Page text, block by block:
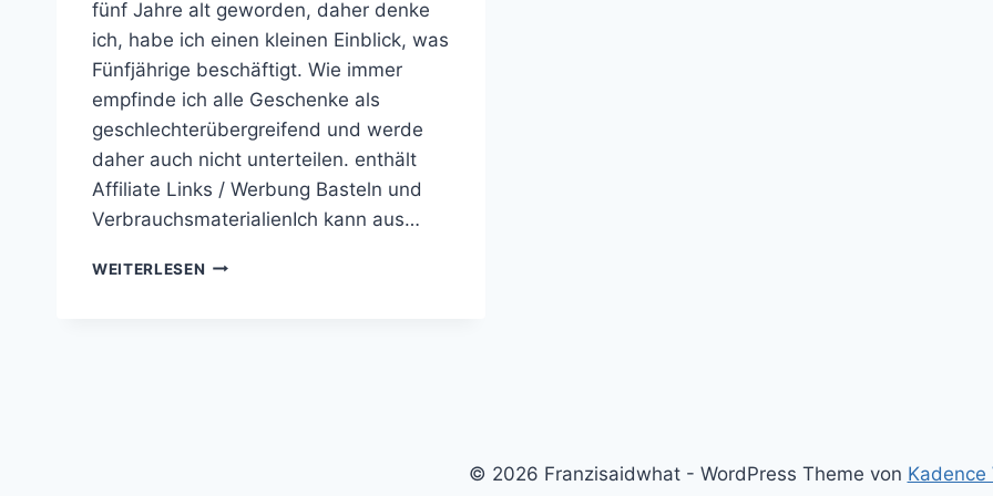
fünf Jahre alt geworden, daher denke
ich, habe ich einen kleinen Einblick, was
Fünfjährige beschäftigt. Wie immer
empfinde ich alle Geschenke als
geschlechterübergreifend und werde
daher auch nicht unterteilen. enthält
Affiliate Links / Werbung Basteln und
VerbrauchsmaterialienIch kann aus…
WEITERLESEN GESCHENKIDEEN
© 2026 Franzisaidwhat - WordPress Theme von Kadence